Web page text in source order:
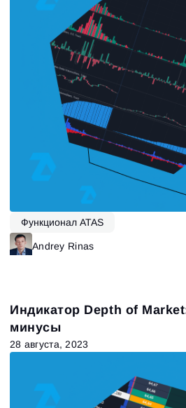
Функционал ATAS
Andrey Rinas
Индикатор Depth of
минусы
28 августа, 2023